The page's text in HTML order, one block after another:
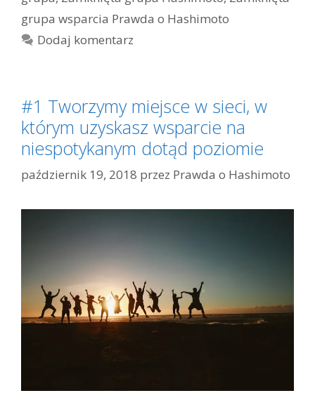
grupa wsparcia Prawda o Hashimoto
Dodaj komentarz
#1 Tworzymy miejsce w sieci, w
którym uzyskasz wsparcie na
niespotykanym dotąd poziomie
październik 19, 2018 przez Prawda o Hashimoto